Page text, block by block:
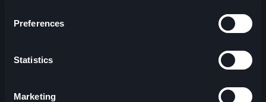
Preferences
Statistics
Marketing
ARIANTEO